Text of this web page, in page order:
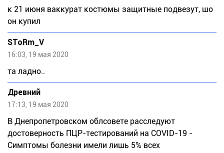
к 21 июня ваккурат костюмы защитные подвезут, шо
он купил
SToRm_V
16:03, 19 мая 2020
та ладно..
Древний
17:13, 19 мая 2020
В Днепропетровском облсовете расследуют
достоверность ПЦР-тестирований на COVID-19 -
Симптомы болезни имели лишь 5% всех